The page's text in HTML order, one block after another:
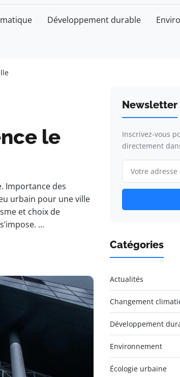
Développement durable
le
Importance des
urbain pour une ville
et choix de
…
Newsletter
Inscrivez-vous
directement
Catégories
Actualités
Changement
Développement
Environnement
Écologie urbaine